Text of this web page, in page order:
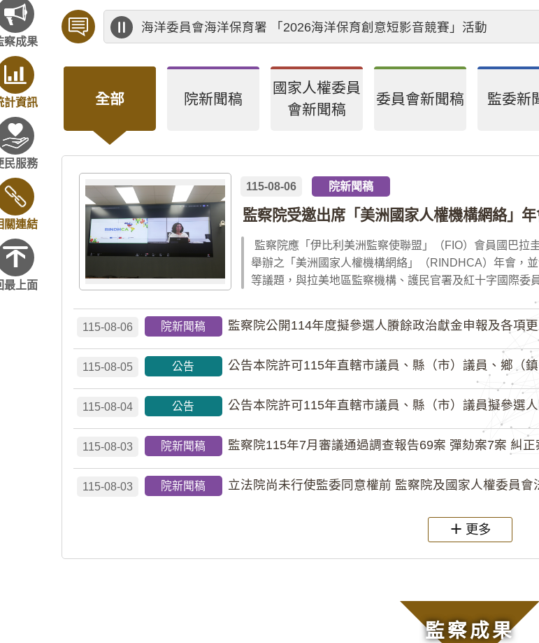
察成果
計資訊
民服務
關連結
最上面
海洋委員會海洋保育署 「2026海洋保育創意短影音競賽」活動
全部 院新聞稿
國家人權委員
會新聞稿
委員會新聞稿 監委新
監察院受邀出席「美洲國家人權機構網絡」
115-08-06 院新聞稿
監察院應「伊比利美洲監察使聯盟」（FIO）會員國巴拉
舉辦之「美洲國家人權機構網絡」（RINDHCA）年會，
等議題，與拉美地區監察機構、護民官署及紅十字國際委
115-08-06 院新聞稿 監察院公開114年度擬參選人賸餘政治獻金申報及各項
115-08-05 公告 公告本院許可115年直轄市議員、縣（市）議員、鄉（鎮
115-08-04 公告 公告本院許可115年直轄市議員、縣（市）議員擬參選人
115-08-03 院新聞稿 監察院115年7月審議通過調查報告69案 彈劾案7案 糾
115-08-03 院新聞稿 立法院尚未行使監委同意權前 監察院及國家人權委員會
更多
監察成果